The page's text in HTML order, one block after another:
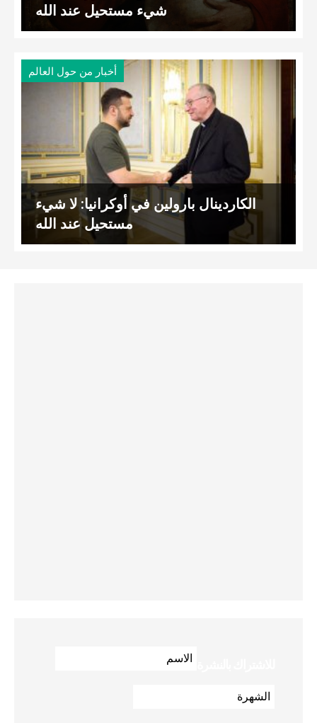
شيء مستحيل عند الله
أخبار من حول العالم
الكاردينال بارولين في أوكرانيا: لا شيء
مستحيل عند الله